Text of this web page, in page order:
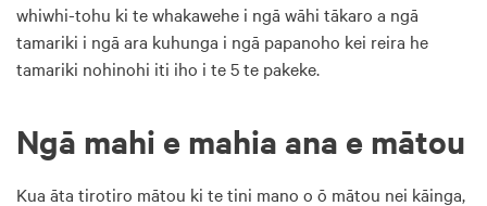
whiwhi-tohu ki te whakawehe i ngā wāhi tākaro a ngā
tamariki i ngā ara kuhunga i ngā papanoho kei reira he
tamariki nohinohi iti iho i te 5 te pakeke.
Ngā mahi e mahia ana e mātou
Kua āta tirotiro mātou ki te tini mano o ō mātou nei kāinga,